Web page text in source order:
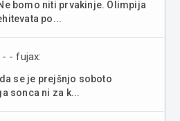
bomo niti prvakinje. Olimpija
po...
- - fujax:
se je prejšnjo soboto
sonca ni za k...